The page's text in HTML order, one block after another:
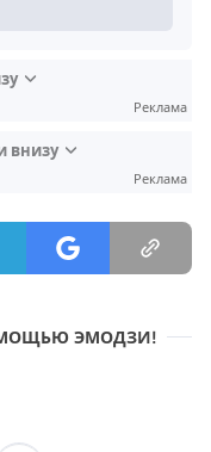
Реклама
внизу
Реклама
ЭМОДЗИ!